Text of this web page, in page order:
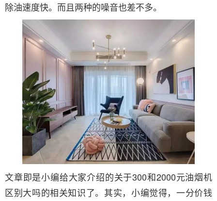
除油速度快。而且两种的噪音也差不多。
文章即是小编给大家介绍的关于300和2000元油烟机
区别大吗的相关知识了。其实，小编觉得，一分价钱